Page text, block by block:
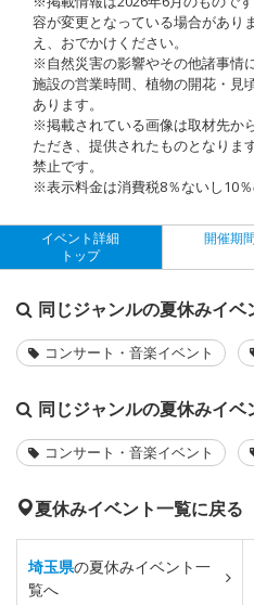
容が変更となっている場合があり
え、おでかけください。
※自然災害の影響やその他諸事情
施設の営業時間、植物の開花・見
あります。
※掲載されている画像は取材先か
ただき、提供されたものとなりま
禁止です。
※表示料金は消費税8％ないし10％
イベント詳細
トップ
開催期
同じジャンルの夏休みイベ
コンサート・音楽イベント
同じジャンルの夏休みイベ
コンサート・音楽イベント
夏休みイベント一覧に戻る
埼玉県の夏休みイベント一
覧へ